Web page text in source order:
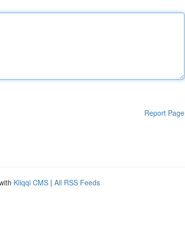
Report Page
Kliqqi CMS | All RSS Feeds